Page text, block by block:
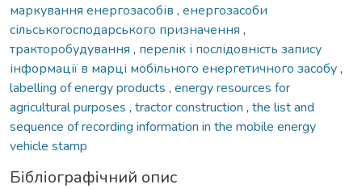
маркування енергозасобів , енергозасоби
сільськогосподарського призначення ,
тракторобудування , перелік і послідовність запису
інформації в марці мобільного енергетичного засобу,
labelling of energy products , energy resources for
agricultural purposes , tractor construction , the list and
sequence of recording information in the mobile energy
vehicle stamp
Бібліографічний опис